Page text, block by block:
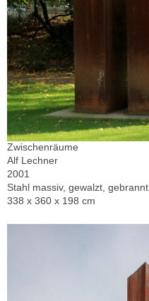
Zwischenräume
Alf Lechner
2001
Stahl massiv, gewalzt, gebrannt
338 x 360 x 198 cm